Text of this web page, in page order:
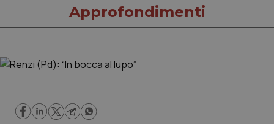
Cronache
Approfondimenti